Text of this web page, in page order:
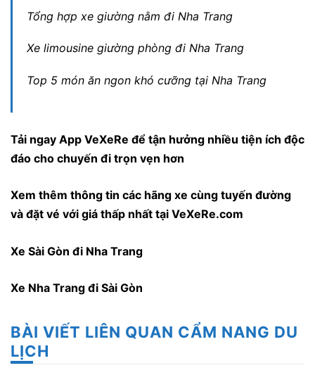
Tổng hợp xe giường nằm đi Nha Trang
Xe limousine giường phòng đi Nha Trang
Top 5 món ăn ngon khó cưỡng tại Nha Trang
Tải ngay App VeXeRe để tận hưởng nhiều tiện ích độc
đáo cho chuyến đi trọn vẹn hơn
Xem thêm thông tin các hãng xe cùng tuyến đường
và đặt vé với giá thấp nhất tại VeXeRe.com
Xe Sài Gòn đi Nha Trang
Xe Nha Trang đi Sài Gòn
BÀI VIẾT LIÊN QUAN CẨM NANG DU
LỊCH